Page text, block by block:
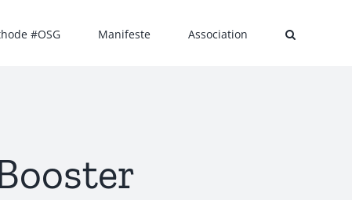
#OSG Manifeste Association